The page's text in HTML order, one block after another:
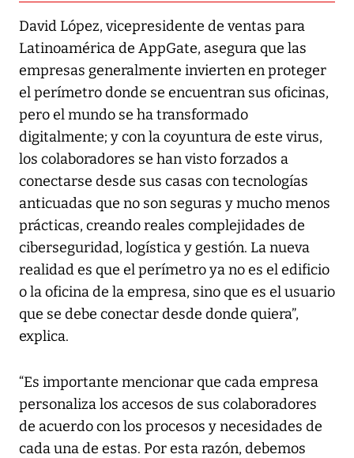
David López, vicepresidente de ventas para
Latinoamérica de AppGate, asegura que las
empresas generalmente invierten en proteger
el perímetro donde se encuentran sus oficinas,
pero el mundo se ha transformado
digitalmente; y con la coyuntura de este virus,
los colaboradores se han visto forzados a
conectarse desde sus casas con tecnologías
anticuadas que no son seguras y mucho menos
prácticas, creando reales complejidades de
ciberseguridad, logística y gestión. La nueva
realidad es que el perímetro ya no es el edificio
o la oficina de la empresa, sino que es el usuario
que se debe conectar desde donde quiera”,
explica.
“Es importante mencionar que cada empresa
personaliza los accesos de sus colaboradores
de acuerdo con los procesos y necesidades de
cada una de estas. Por esta razón, debemos